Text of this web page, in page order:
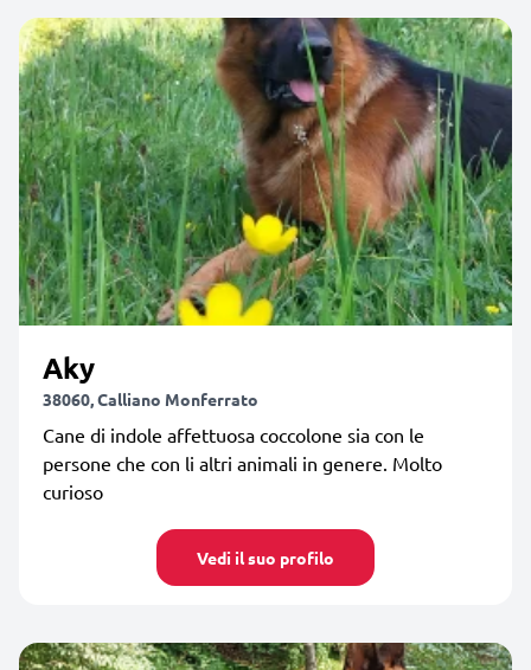
Aky
38060, Calliano Monferrato
Cane di indole affettuosa coccolone sia con le
persone che con li altri animali in genere. Molto
curioso
Vedi il suo profilo